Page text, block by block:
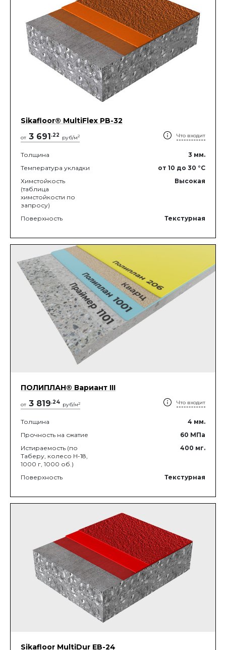
Sikafloor® MultiFlex PB-32
от 3 691.22 руб/м2 Что входит
Толщина 3 мм.
Температура укладки
от 10 до 30 °C
Химстойкость
(таблица
химстойкости по
запросу)
Высокая
Поверхность Текстурная
ПОЛИПЛАН® Вариант III
от 3 819.24 руб/м2 Что входит
Толщина 4 мм.
Прочность на сжатие
60 МПа
Истираемость (по
Таберу, колесо Н-18,
1000 г, 1000 об.)
400 мг.
Поверхность Текстурная
Sikafloor MultiDur EB-24